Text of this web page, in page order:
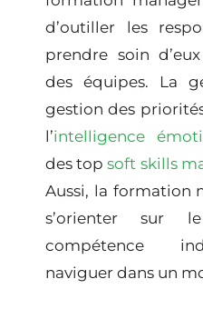
d’outiller les
prendre soin
des équipes. La
gestion des
l’intelligence
des top soft skills
Aussi, la formation
s’orienter sur le
compétence
naviguer dans un